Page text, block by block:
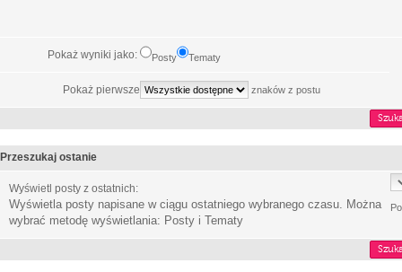
Pokaż wyniki jako: Posty Tematy
Pokaż pierwsze znaków z postu
Przeszukaj ostanie
Wyświetl posty z ostatnich:
Wyświetla posty napisane w ciągu ostatniego wybranego czasu. Można
wybrać metodę wyświetlania: Posty i Tematy